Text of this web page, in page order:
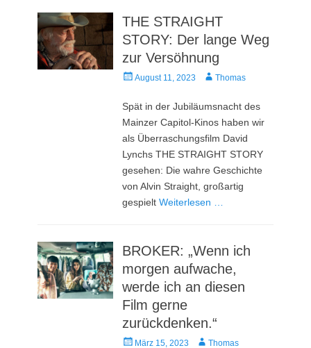
THE STRAIGHT
STORY: Der lange Weg
zur Versöhnung
Veröffentlicht
August 11, 2023 AutorThomas
Spät in der Jubiläumsnacht des
Mainzer Capitol-Kinos haben wir
als Überraschungsfilm David
Lynchs THE STRAIGHT STORY
gesehen: Die wahre Geschichte
von Alvin Straight, großartig
gespieltWeiterlesen …
BROKER: „Wenn ich
morgen aufwache,
werde ich an diesen
Film gerne
zurückdenken.“
Veröffentlicht
März 15, 2023 AutorThomas